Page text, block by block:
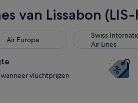
van Lissabon
Air Europa
Europa
Swiss
Air Lines
Swiss
vluchtprijzen